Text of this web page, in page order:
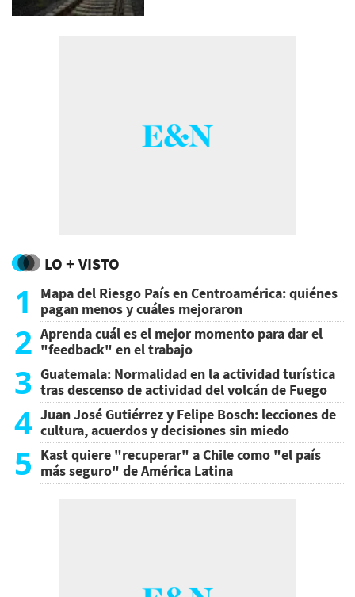
LO + VISTO
1
Mapa del Riesgo País en Centroamérica: quiénes
pagan menos y cuáles mejoraron
2 Aprenda cuál es el mejor momento para dar el
"feedback" en el trabajo
3 Guatemala: Normalidad en la actividad turística
tras descenso de actividad del volcán de Fuego
4 Juan José Gutiérrez y Felipe Bosch: lecciones de
cultura, acuerdos y decisiones sin miedo
5 Kast quiere "recuperar" a Chile como "el país
más seguro" de América Latina